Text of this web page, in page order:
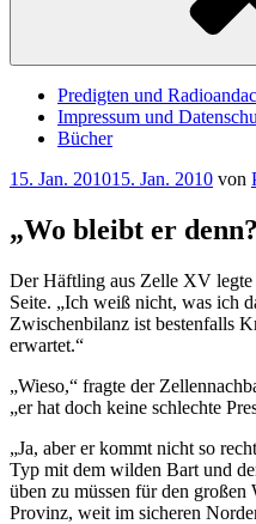
Predigten und
Impressum und
Bücher
Veröffentlicht
15. Jan. 201015. Jan. 2010 von
„Wo bleibt er
Der Häftling aus Zelle XV
Seite. „Ich weiß nicht, was ich
Zwischenbilanz ist bestenfalls
erwartet.“
„Wieso,“ fragte der
„er hat doch keine schlechte
„Ja, aber er kommt nicht so
Typ mit dem wilden Bart und
üben zu müssen für den
Provinz, weit im sicheren